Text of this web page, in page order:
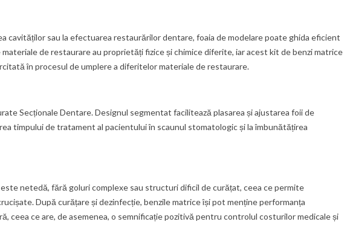
cavităților sau la efectuarea restaurărilor dentare, foaia de modelare poate ghida eficient
de restaurare au proprietăți fizice și chimice diferite, iar acest kit de benzi matrice
în procesul de umplere a diferitelor materiale de restaurare.
Secționale Dentare. Designul segmentat facilitează plasarea și ajustarea foii de
timpului de tratament al pacientului în scaunul stomatologic și la îmbunătățirea
netedă, fără goluri complexe sau structuri dificil de curățat, ceea ce permite
După curățare și dezinfecție, benzile matrice își pot menține performanța
ce are, de asemenea, o semnificație pozitivă pentru controlul costurilor medicale și